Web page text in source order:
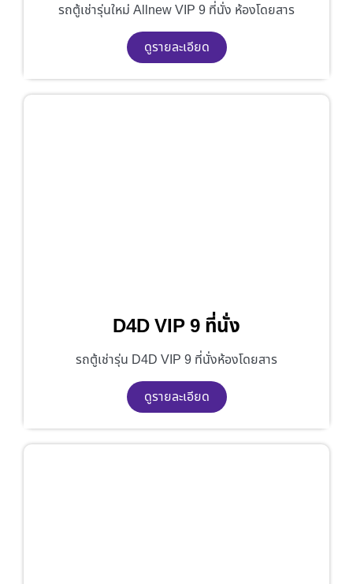
รถตู้เช่ารุ่นใหม่ Allnew VIP 9 ที่นั่ง ห้องโดยสาร
ดูรายละเอียด
D4D VIP 9 ที่นั่ง
รถตู้เช่ารุ่น D4D VIP 9 ที่นั่งห้องโดยสาร
ดูรายละเอียด